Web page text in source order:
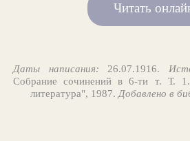
Читать
Даты написания: 26.07.1916.
Собрание сочинений в 6-ти т. Т.
литература", 1987. Добавлено в